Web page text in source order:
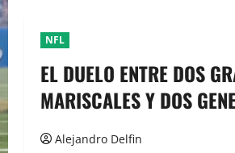
NFL
EL DUELO ENTRE DOS
MARISCALES Y DOS
Alejandro Delfin